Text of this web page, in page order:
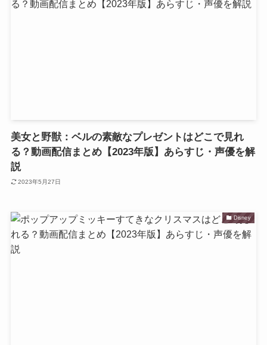
美女と野獣：ベルの素敵なプレゼントはどこで見れ
る？動画配信まとめ【2023年版】あらすじ・声優を解
説
2023年5月27日
Disney